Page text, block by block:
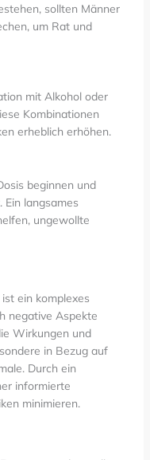
sollten Männer
um Rat und
mit Alkohol oder
Kombinationen
erheblich erhöhen.
beginnen und
langsames
ungewollte
ein komplexes
negative Aspekte
Wirkungen und
in Bezug auf
Durch ein
informierte
minimieren.